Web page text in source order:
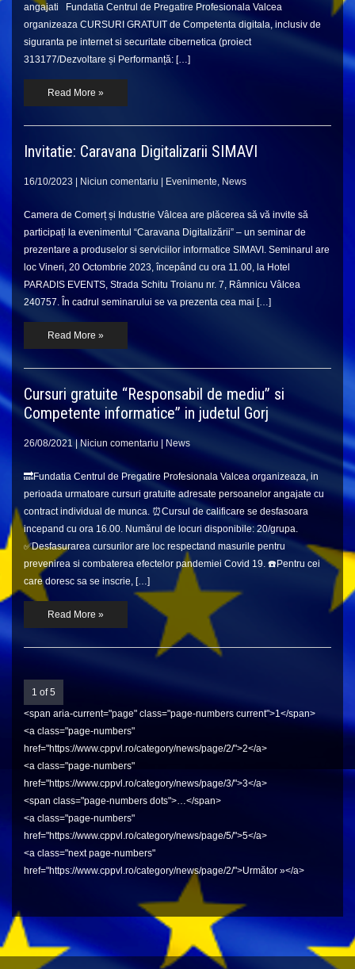
angajati Fundatia Centrul de Pregatire Profesionala Valcea
organizeaza CURSURI GRATUIT de Competenta digitala, inclusiv de
siguranta pe internet si securitate cibernetica (proiect
313177/Dezvoltare și Performanță: […]
Read More »
Invitatie: Caravana Digitalizarii SIMAVI
16/10/2023 Niciun comentariu Evenimente, News
Camera de Comerț și Industrie Vâlcea are plăcerea să vă invite să
participați la evenimentul “Caravana Digitalizării” – un seminar de
prezentare a produselor si serviciilor informatice SIMAVI. Seminarul are
loc Vineri, 20 Octombrie 2023, începând cu ora 11.00, la Hotel
PARADIS EVENTS, Strada Schitu Troianu nr. 7, Râmnicu Vâlcea
240757. În cadrul seminarului se va prezenta cea mai […]
Read More »
Cursuri gratuite “Responsabil de mediu” si
Competente informatice” in judetul Gorj
26/08/2021 |Niciun comentariu News
🔜Fundatia Centrul de Pregatire Profesionala Valcea organizeaza, in
perioada urmatoare cursuri gratuite adresate persoanelor angajate cu
contract individual de munca. ⏰Cursul de calificare se desfasoara
incepand cu ora 16.00. Numărul de locuri disponibile: 20/grupa.
✅Desfasurarea cursurilor are loc respectand masurile pentru
prevenirea si combaterea efectelor pandemiei Covid 19. ☎️Pentru cei
care doresc sa se inscrie, […]
Read More »
1 of 5
<span aria-current="page" class="page-numbers current">1</span>
<a class="page-numbers"
href="https://www.cppvl.ro/category/news/page/2/">2</a>
<a class="page-numbers"
href="https://www.cppvl.ro/category/news/page/3/">3</a>
<span class="page-numbers dots">…</span>
<a class="page-numbers"
href="https://www.cppvl.ro/category/news/page/5/">5</a>
<a class="next page-numbers"
href="https://www.cppvl.ro/category/news/page/2/">Următor »</a>